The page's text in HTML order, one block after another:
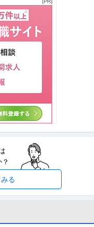
紹介の法人営業｜マネジメ
ループホールディングス株式会社
服装自由／賞与4か月分
インターネット＞ソフトウエ
任者／土日祝休み／就労
る